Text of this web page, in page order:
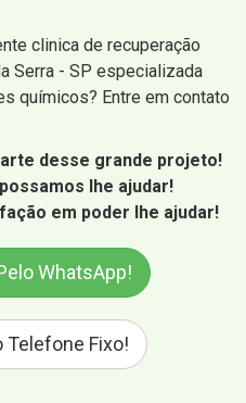
clinica de recuperação
Serra - SP especializada
químicos? Entre em contato
desse grande projeto!
lhe ajudar!
em poder lhe ajudar!
WhatsApp!
Telefone Fixo!